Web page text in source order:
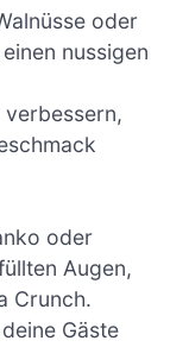
oder
nussigen
oder
Augen,
Crunch.
Gäste